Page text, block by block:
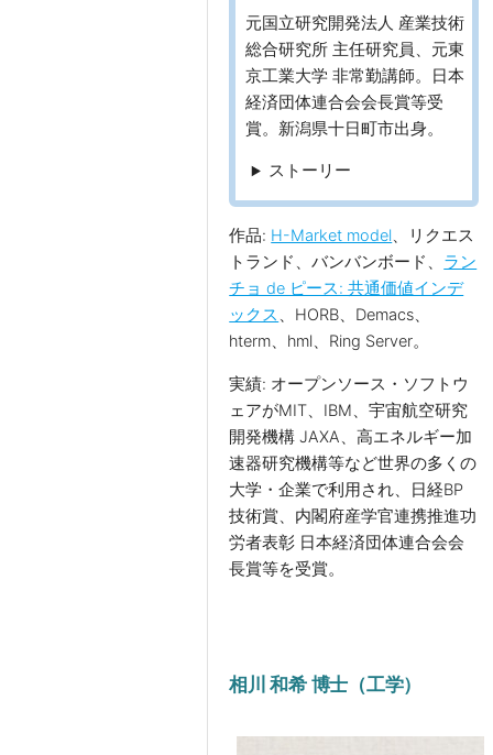
元国立研究開発法人 産業技術
総合研究所 主任研究員、元東
京工業大学 非常勤講師。日本
経済団体連合会会長賞等受
賞。新潟県十日町市出身。
ストーリー
作品: H-Market model、リクエス
トランド、バンバンボード、 ラン
チョ de ピース: 共通価値インデ
ックス 、HORB、Demacs、
hterm、hml、Ring Server。
実績: オープンソース・ソフトウ
ェアがMIT、IBM、宇宙航空研究
開発機構 JAXA、高エネルギー加
速器研究機構等など世界の多くの
大学・企業で利用され、日経BP
技術賞、内閣府産学官連携推進功
労者表彰 日本経済団体連合会会
長賞等を受賞。
相川 和希 博士（工学）